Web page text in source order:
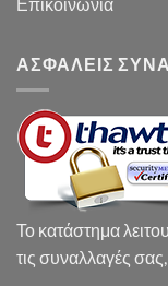
ΑΣΦΑΛΕΙΣ
Το κατάστημα
τις συναλλαγές